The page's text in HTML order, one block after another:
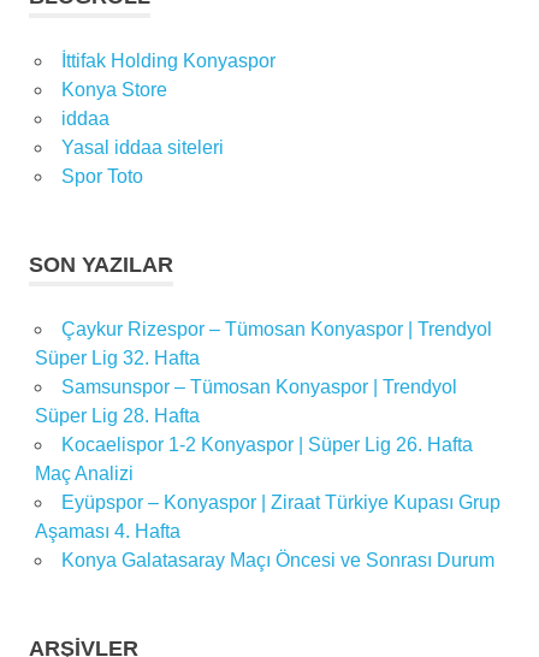
İttifak Holding Konyaspor
Konya Store
iddaa
Yasal iddaa siteleri
Spor Toto
SON YAZILAR
Çaykur Rizespor – Tümosan Konyaspor | Trendyol
Süper Lig 32. Hafta
Samsunspor – Tümosan Konyaspor | Trendyol
Süper Lig 28. Hafta
Kocaelispor 1-2 Konyaspor | Süper Lig 26. Hafta
Maç Analizi
Eyüpspor – Konyaspor | Ziraat Türkiye Kupası Grup
Aşaması 4. Hafta
Konya Galatasaray Maçı Öncesi ve Sonrası Durum
ARŞIVLER